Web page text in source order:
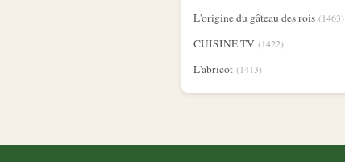
L'origine du gâteau des rois (1463)
CUISINE TV (1422)
L'abricot (1413)